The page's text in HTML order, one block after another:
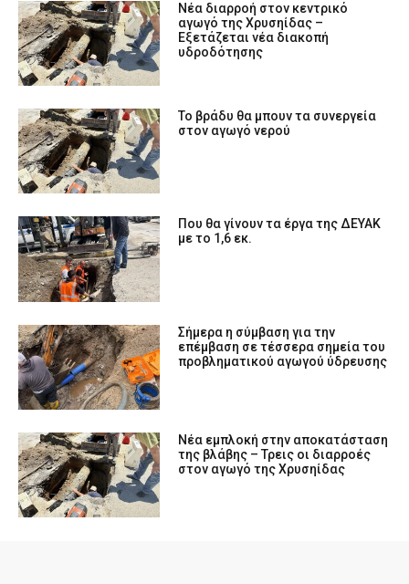
Νέα διαρροή στον κεντρικό
αγωγό της Χρυσηίδας –
Εξετάζεται νέα διακοπή
υδροδότησης
Το βράδυ θα μπουν τα συνεργεία
στον αγωγό νερού
Που θα γίνουν τα έργα της ΔΕΥΑΚ
με το 1,6 εκ.
Σήμερα η σύμβαση για την
επέμβαση σε τέσσερα σημεία του
προβληματικού αγωγού ύδρευσης
Νέα εμπλοκή στην αποκατάσταση
της βλάβης – Τρεις οι διαρροές
στον αγωγό της Χρυσηίδας